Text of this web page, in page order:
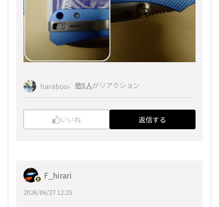
harabou、 他5人がリアクション
いいね 返信する
F_hirari
2026/06/27 12:25